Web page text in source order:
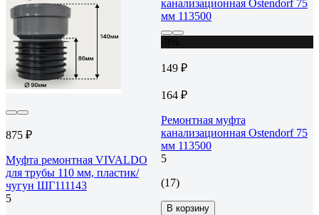
875 ₽
Муфта ремонтная VIVALDO
для трубы 110 мм, пластик/
чугун ШГ111143
5
149 ₽
164 ₽
Ремонтная муфта
канализационная Ostendorf 75
мм 113500
5
(17)
В корзину